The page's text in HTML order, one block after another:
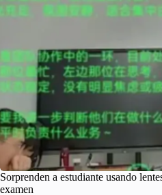
Sorprenden a estudiante usando
examen